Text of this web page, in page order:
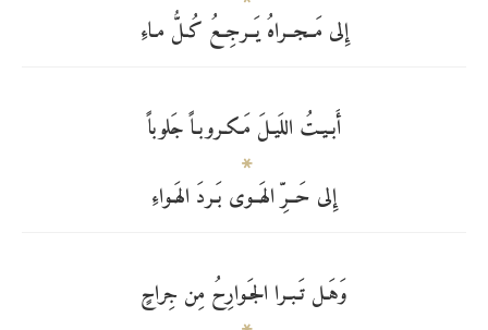
إِلى مَــجــراهُ يَــرجِــعُ كُـلُّ مـاءِ
أَبـيـتُ اللَيـلَ مَـكـروبـاً جَلوباً
إِلى حَــرِّ الهَــوى بَـردَ الهَـواءِ
وَهَـل تَـبـرا الجَـوارِحُ مِن جِراحٍ